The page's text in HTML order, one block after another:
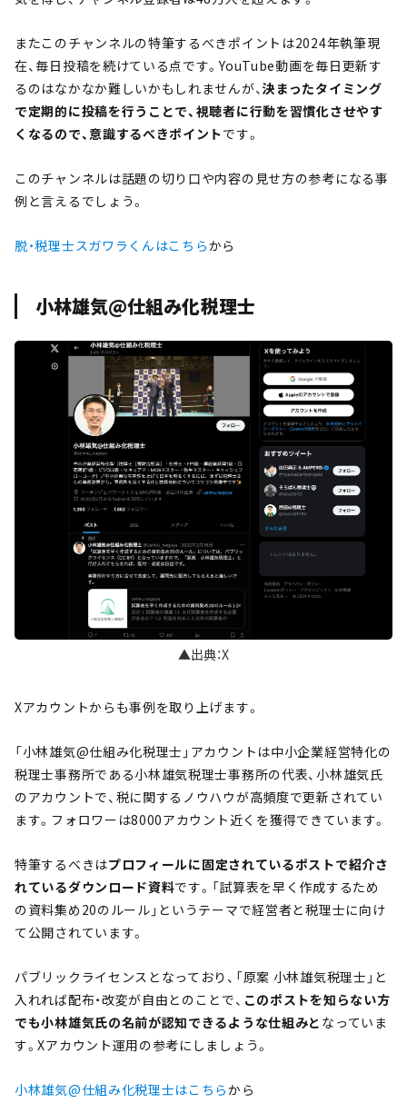
またこのチャンネルの特筆するべきポイントは2024年執筆現
在、毎日投稿を続けている点です。YouTube動画を毎日更新す
るのはなかなか難しいかもしれませんが、決まったタイミング
で定期的に投稿を行うことで、視聴者に行動を習慣化させやす
くなるので、意識するべきポイントです。
このチャンネルは話題の切り口や内容の見せ方の参考になる事
例と言えるでしょう。
脱・税理士スガワラくんはこちらから
小林雄気@仕組み化税理士
▲出典：X
Xアカウントからも事例を取り上げます。
「小林雄気@仕組み化税理士」アカウントは中小企業経営特化の
税理士事務所である小林雄気税理士事務所の代表、小林雄気氏
のアカウントで、税に関するノウハウが高頻度で更新されてい
ます。フォロワーは8000アカウント近くを獲得できています。
特筆するべきはプロフィールに固定されているポストで紹介さ
れているダウンロード資料です。「試算表を早く作成するため
の資料集め20のルール」というテーマで経営者と税理士に向け
て公開されています。
パブリックライセンスとなっており、「原案 小林雄気税理士」と
入れれば配布・改変が自由とのことで、 このポストを知らない方
でも小林雄気氏の名前が認知できるような仕組みと なっていま
す。Xアカウント運用の参考にしましょう。
小林雄気@仕組み化税理士はこちらから